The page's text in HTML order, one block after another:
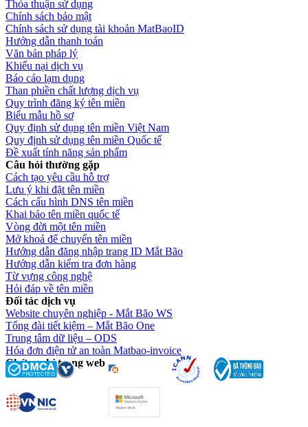
Thỏa thuận sử dụng
Chính sách bảo mật
Chính sách sử dụng tài khoản MatBaoID
Hướng dẫn thanh toán
Văn bản pháp lý
Khiếu nại dịch vụ
Báo cáo lạm dụng
Than phiền chất lượng dịch vụ
Quy trình đăng ký tên miền
Biểu mẫu hồ sơ
Quy định sử dụng tên miền Việt Nam
Quy định sử dụng tên miền Quốc tế
Đề xuất tính năng sản phẩm
Câu hỏi thường gặp
Cách tạo yêu cầu hỗ trợ
Lưu ý khi đặt tên miền
Cách cấu hình DNS tên miền
Khai báo tên miền quốc tế
Vòng đời một tên miền
Mở khoá để chuyển tên miền
Hướng dẫn đăng nhập trang ID Mắt Bão
Hướng dẫn kiểm tra đơn hàng
Từ vựng công nghệ
Hỏi đáp về tên miền
Đối tác dịch vụ
Website chuyên nghiệp - Mắt Bão WS
Tổng đài tiết kiệm – Mắt Bão One
Trung tâm dữ liệu – ODS
Hóa đơn điện tử an toàn Matbao-invoice
Chứng chỉ trang web